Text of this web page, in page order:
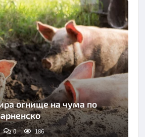
огнище на чума по
0 186